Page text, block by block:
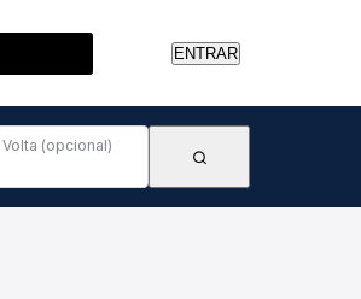
ENTRAR
Volta (opcional)